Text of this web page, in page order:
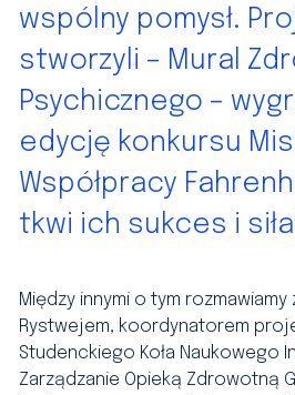
wspólny pomysł.
stworzyli – Mural
Psychicznego –
edycję konkursu
Współpracy
tkwi ich sukces i
Między innymi o tym rozmawiamy
Rystwejem, koordynatorem
Studenckiego Koła Naukowego
Zarządzanie Opieką Zdrowotną